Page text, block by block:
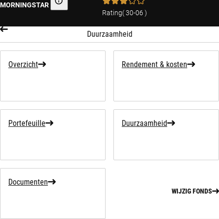
MORNINGSTAR Morningstar
Rating(30-06 )
Duurzaamheid
Overzicht Rendement & kosten
Portefeuille Duurzaamheid
Documenten
WIJZIG FONDS